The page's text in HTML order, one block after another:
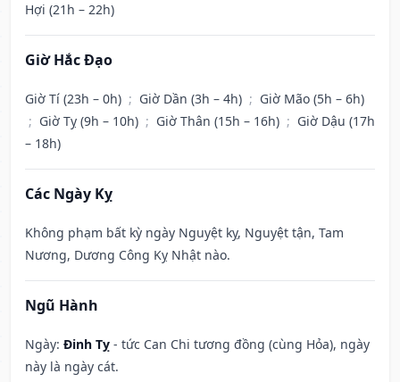
Hợi (21h – 22h)
Giờ Hắc Đạo
Giờ Tí (23h – 0h) ; Giờ Dần (3h – 4h) ; Giờ Mão (5h – 6h)
; Giờ Tỵ (9h – 10h) ; Giờ Thân (15h – 16h) ; Giờ Dậu (17h
– 18h)
Các Ngày Kỵ
Không phạm bất kỳ ngày Nguyệt kỵ, Nguyệt tận, Tam
Nương, Dương Công Kỵ Nhật nào.
Ngũ Hành
Ngày: Đinh Tỵ - tức Can Chi tương đồng (cùng Hỏa), ngày
này là ngày cát.